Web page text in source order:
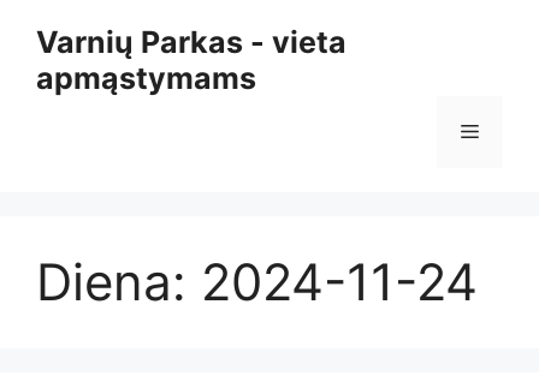
turinio
Varnių Parkas - vieta
apmąstymams
Meniu
Diena: 2024-11-24